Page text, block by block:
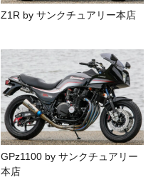
Z1R by サンクチュアリー本店
GPz1100 by サンクチュアリー
本店